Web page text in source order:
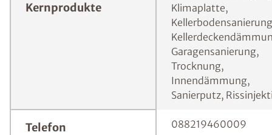
Kernprodukte
Klimaplatte,
Garagensanierung,
Trocknung,
Innendämmung,
Sanierputz,
Telefon 088219460009